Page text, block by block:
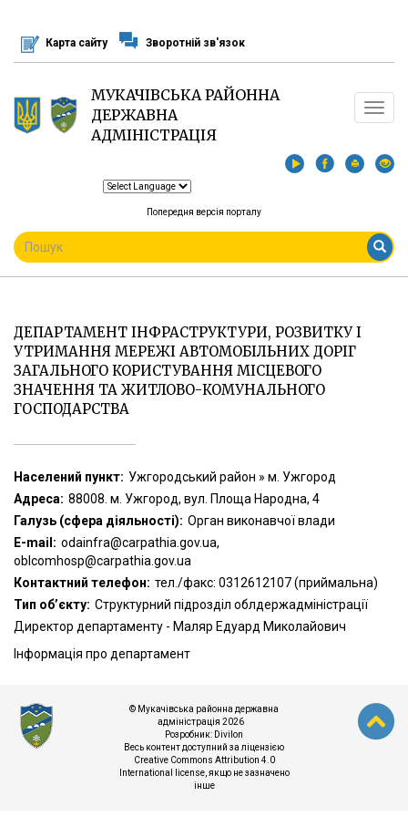
основного
матеріалу
Карта сайту Зворотній зв'язок
МУКАЧІВСЬКА РАЙОННА
ДЕРЖАВНА
АДМІНІСТРАЦІЯ
Toggle
Попередня версія порталу
ПОШУКОВА
ФОРМА
Пошук
ДЕПАРТАМЕНТ ІНФРАСТРУКТУРИ, РОЗВИТКУ І
УТРИМАННЯ МЕРЕЖІ АВТОМОБІЛЬНИХ ДОРІГ
ЗАГАЛЬНОГО КОРИСТУВАННЯ МІСЦЕВОГО
ЗНАЧЕННЯ ТА ЖИТЛОВО-КОМУНАЛЬНОГО
ГОСПОДАРСТВА
Населений пункт: Ужгородський район » м. Ужгород
Адреса: 88008. м. Ужгород, вул. Площа Народна, 4
Галузь (сфера діяльності): Орган виконавчої влади
Е-mail: odainfra@carpathia.gov.ua,
oblcomhosp@carpathia.gov.ua
Контактний телефон: тел./факс: 0312612107 (приймальна)
Тип об’єкту: Структурний підрозділ облдержадміністрації
Директор департаменту - Маляр Едуард Миколайович
Інформація про департамент
© Мукачівська районна державна
адміністрація 2026
Розробник: Divilon
Весь контент доступний за ліцензією
Creative Commons Attribution 4.0
International license, якщо не зазначено
інше